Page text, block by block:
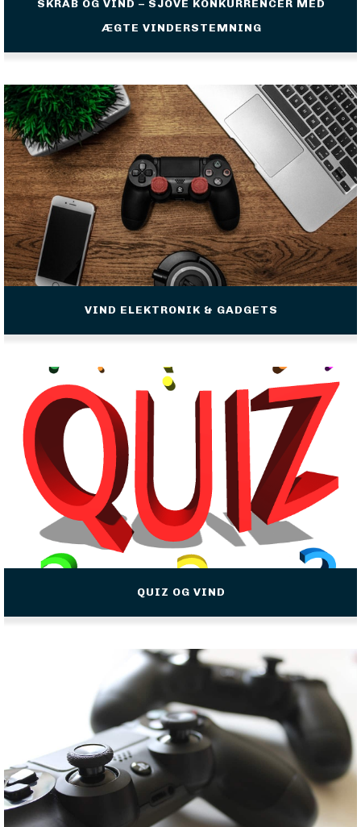
SKRAB OG VIND – SJOVE KONKURRENCER MED
ÆGTE VINDERSTEMNING
VIND ELEKTRONIK & GADGETS
QUIZ OG VIND